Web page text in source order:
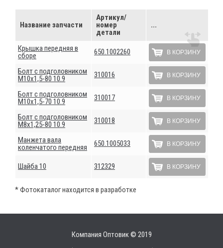
Название запчасти
Артикул/
номер
детали
...
Крышка передняя в
сборе
650.1002260 В КОРЗИНУ
Болт с подголовником
М10х1,5-80 10.9
310016 В КОРЗИНУ
Болт с подголовником
М10х1,5-70 10.9
310017 В КОРЗИНУ
Болт с подголовником
М8х1,25-80 10.9
310018 В КОРЗИНУ
Манжета вала
коленчатого передняя
650.1005033 В КОРЗИНУ
Шайба 10 312329 В КОРЗИНУ
* Фотокаталог находится в разработке
Компания Оптовик © 2019